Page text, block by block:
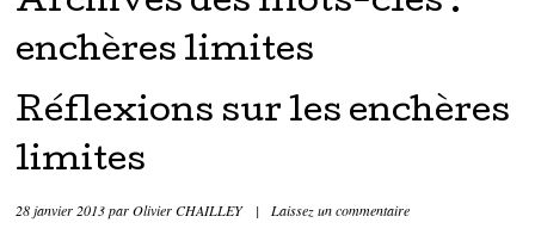
enchères limites
Réflexions sur les enchères
limites
28 janvier 2013parOlivier CHAILLEY | Laissez un commentaire